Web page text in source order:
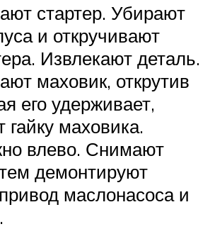
стартер. Убирают
и откручивают
Извлекают деталь.
маховик, открутив
его удерживает,
гайку маховика.
влево. Снимают
демонтируют
маслонасоса и